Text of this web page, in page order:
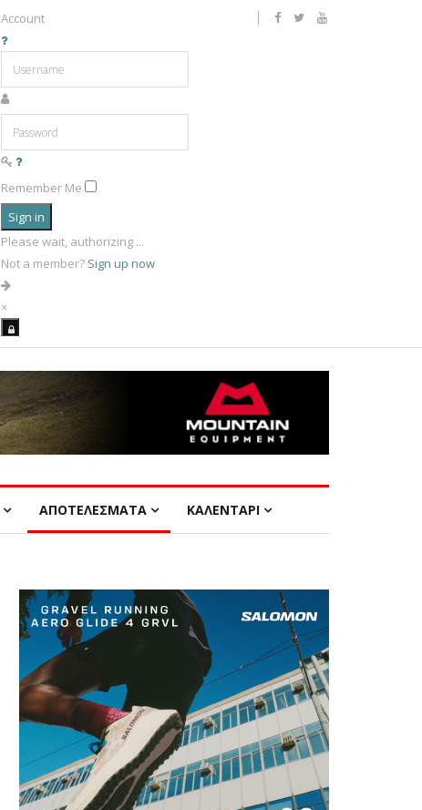
Account
Remember Me
Sign in
Please wait, authorizing ...
Not a member? Sign up now
×
ΑΠΟΤΕΛΕΣΜΑΤΑ ΚΑΛΕΝΤΑΡΙ